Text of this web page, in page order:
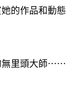
的作品和動態
里頭大師⋯⋯